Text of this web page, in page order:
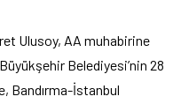
Ulusoy, AA muhabirine
Belediyesi’nin 28
Bandırma-İstanbul